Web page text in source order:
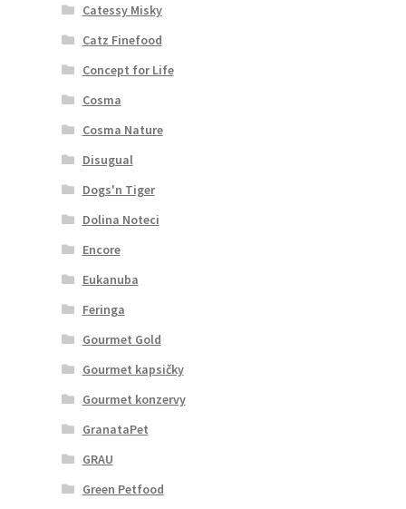
Catessy Misky
Catz Finefood
Concept for Life
Cosma
Cosma Nature
Disugual
Dogs'n Tiger
Dolina Noteci
Encore
Eukanuba
Feringa
Gourmet Gold
Gourmet kapsičky
Gourmet konzervy
GranataPet
GRAU
Green Petfood